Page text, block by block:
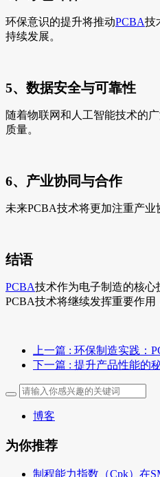
环保意识的提升将推动PCBA技
持续发展。
5、数据安全与可靠性
随着物联网和人工智能技术的
质量。
6、产业协同与合作
未来PCBA技术将更加注重产
结语
PCBA技术作为电子制造的核心
PCBA技术将继续发挥重要作用
上一篇 : 环保制造实践：
下一篇 : 提升产品性能的
博客
为你推荐
制程能力指数（Cpk）在